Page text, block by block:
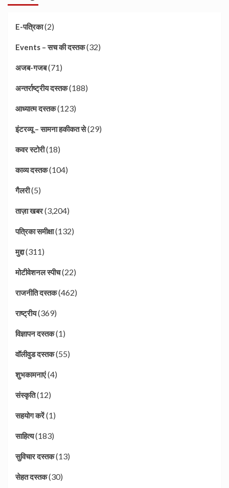
E-पत्रिका(2)
Events – सच की दस्तक(32)
अजब-गजब(71)
अन्तर्राष्ट्रीय दस्तक(188)
आध्यात्म दस्तक(123)
इंटरव्यू – सामना हकीकत से(29)
कवर स्टोरी(18)
काव्य दस्तक(104)
गैलरी(5)
ताज़ा खबर(3,204)
पत्रिका समीक्षा(132)
मुद्दा(311)
मोटीवेशनल स्पीच(22)
राजनीति दस्तक(462)
राष्ट्रीय(369)
विज्ञापन दस्तक(1)
वॉलीवुड दस्तक(55)
शुभकामनाएं(4)
संस्कृति(12)
सहयोग करें(1)
साहित्य(183)
सुविचार दस्तक(13)
सेहत दस्तक(30)